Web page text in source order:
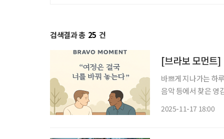
검색결과 총 25 건
[브라보 모먼트
바쁘게 지나가는 하
음악 등에서 찾은 영감의 한
2025-11-17 18:00